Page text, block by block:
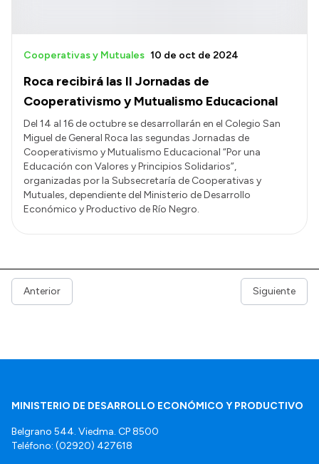
Roca recibirá las II Jornadas de
Cooperativismo y Mutualismo Educacional
Cooperativas y Mutuales 10 de oct de 2024
Del 14 al 16 de octubre se desarrollarán en el Colegio San
Miguel de General Roca las segundas Jornadas de
Cooperativismo y Mutualismo Educacional “Por una
Educación con Valores y Principios Solidarios”,
organizadas por la Subsecretaría de Cooperativas y
Mutuales, dependiente del Ministerio de Desarrollo
Económico y Productivo de Río Negro.
Anterior Siguiente
MINISTERIO DE DESARROLLO ECONÓMICO Y PRODUCTIVO
Belgrano 544. Viedma. CP 8500
Teléfono: (02920) 427618